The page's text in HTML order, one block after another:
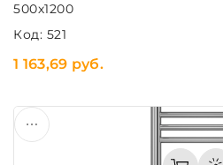
500х1200
Код: 521
1 163,69 руб.